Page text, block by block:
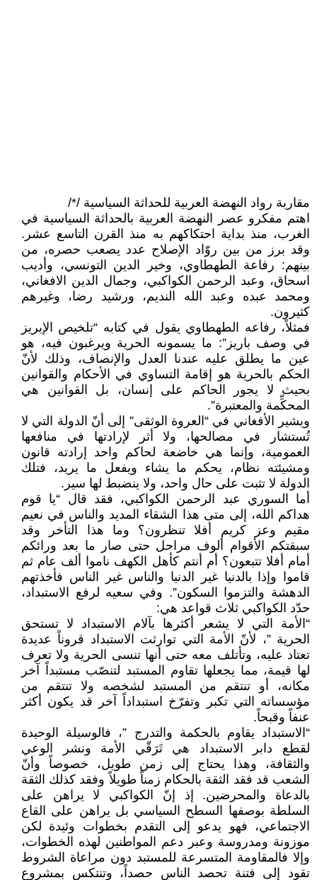
مقاربة رواد النهضة العربية للحداثة السياسية /*/
اهتم مفكرو عصر النهضة العربية بالحداثة السياسية في
الغرب، منذ بداية احتكاكهم به منذ القرن التاسع عشر.
وقد برز من بين روّاد الإصلاح عدد يصعب حصره، من
بينهم: رفاعة الطهطاوي، وخير الدين التونسي، وأديب
اسحاق، وعبد الرحمن الكواكبي، وجمال الدين الافغاني،
ومحمد عبده وعبد الله النديم، ورشيد رضا، وغيرهم
كثيرون.
فمثلاً، رفاعه الطهطاوي يقول في كتابه “تلخيص الإبريز
في وصف باريز”: ما يسمونه الحرية ويرغبون فيه، هو
عين ما يطلق عليه عندنا العدل والإنصاف، وذلك لأنّ
الحكم بالحرية هو إقامة التساوي في الأحكام والقوانين
بحيث لا يجور الحاكم على إنسان، بل القوانين هي
المحكِّمة والمعتبرة”.
ويشير الأفغاني في “العروة الوثقى” إلى أنّ الدولة التي لا
تُستشار في مصالحها، ولا أثر لإرادتها في منافعها
العمومية، وإنما هي خاضعة لحاكم واحد إرادته قانون
ومشيئته نظام، يحكم ما يشاء ويفعل ما يريد، فتلك
الدولة لا تثبت على حال واحد، ولا ينضبط لها سير.
أما السوري عبد الرحمن الكواكبي، فقد قال “يا قوم
هداكم الله، إلى متى هذا الشقاء المديد والناس في نعيم
مقيم وعز كريم أفلا تنظرون؟ وما هذا التأخر وقد
سبقتكم الأقوام ألوف مراحل حتى صار ما بعد ورائكم
أمام أفلا تتبعون؟ أم أنتم كأهل الكهف ناموا ألف عام ثم
قاموا وإذا بالدنيا غير الدنيا والناس غير الناس فأخذتهم
الدهشة والتزموا السكون”. وفي سعيه لرفع الاستبداد،
حدّد الكواكبي ثلاث قواعد هي:
“الأمة التي لا يشعر أكثرها بآلام الاستبداد لا تستحق
الحرية ”، لأنّ الأمة التي توارثت الاستبداد قروناً عديدة
تعتاد عليه، وتأتلف معه حتى أنها تنسى الحرية ولا تعرف
لها قيمة، مما يجعلها تقاوم المستبد لتنصّب مستبداً آخر
مكانه، أو تنتقم من المستبد لشخصه ولا تنتقم من
مؤسساته التي تكبر وتفرّخ استبداداً آخر قد يكون أكثر
عنفاً وقبحاً.
“الاستبداد يقاوم بالحكمة والتدرج ”، فالوسيلة الوحيدة
لقطع دابر الاستبداد هي تَرَقّي الأمة ونشر الوعي
والثقافة، وهذا يحتاج إلى زمن طويل، خصوصاً وأنّ
الشعب قد فقد الثقة بالحكام زمناً طويلاً وفقد كذلك الثقة
بالدعاة والمحرضين. إذ إنّ الكواكبي لا يراهن على
السلطة بوصفها السطح السياسي بل يراهن على القاع
الاجتماعي، فهو يدعو إلى التقدم بخطوات وئيدة لكن
موزونة ومدروسة وعبر دعم المواطنين لهذه الخطوات،
وإلا فالمقاومة المتسرعة للمستبد دون مراعاة الشروط
تقود إلى فتنة تحصد الناس حصداً، وتنتكس بمشروع